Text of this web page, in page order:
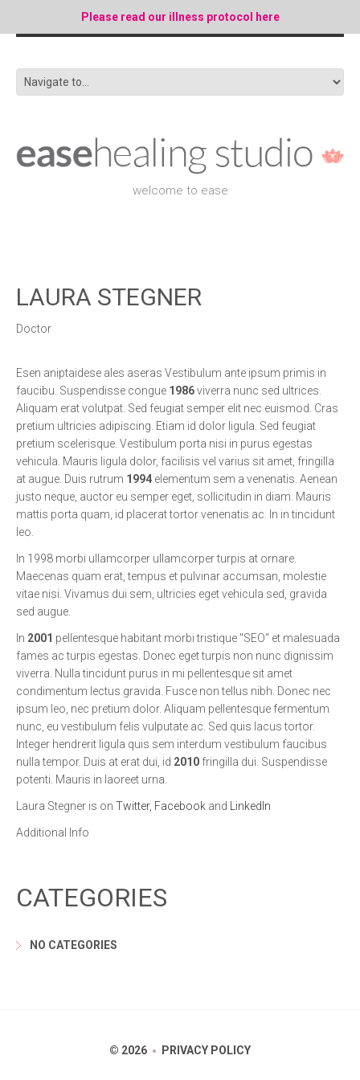
Please read our illness protocol here
welcome to ease
LAURA STEGNER
Doctor
Esen aniptaidese ales aseras Vestibulum ante ipsum primis in
faucibu. Suspendisse congue 1986viverra nunc sed ultrices.
Aliquam erat volutpat. Sed feugiat semper elit nec euismod. Cras
pretium ultricies adipiscing. Etiam id dolor ligula. Sed feugiat
pretium scelerisque. Vestibulum porta nisi in purus egestas
vehicula. Mauris ligula dolor, facilisis vel varius sit amet, fringilla
at augue. Duis rutrum 1994 elementum sem a venenatis. Aenean
justo neque, auctor eu semper eget, sollicitudin in diam. Mauris
mattis porta quam, id placerat tortor venenatis ac. In in tincidunt
leo.
In 1998 morbi ullamcorper ullamcorper turpis at ornare.
Maecenas quam erat, tempus et pulvinar accumsan, molestie
vitae nisi. Vivamus dui sem, ultricies eget vehicula sed, gravida
sed augue.
In 2001 pellentesque habitant morbi tristique "SEO" et malesuada
fames ac turpis egestas. Donec eget turpis non nunc dignissim
viverra. Nulla tincidunt purus in mi pellentesque sit amet
condimentum lectus gravida. Fusce non tellus nibh. Donec nec
ipsum leo, nec pretium dolor. Aliquam pellentesque fermentum
nunc, eu vestibulum felis vulputate ac. Sed quis lacus tortor.
Integer hendrerit ligula quis sem interdum vestibulum faucibus
nulla tempor. Duis at erat dui, id 2010 fringilla dui. Suspendisse
potenti. Mauris in laoreet urna.
Laura Stegner is on Twitter, Facebook and LinkedIn
Additional Info
CATEGORIES
NO CATEGORIES
© 2026 PRIVACY POLICY